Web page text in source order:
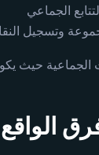
الجماعي
وتسجيل
الجماعية حيث